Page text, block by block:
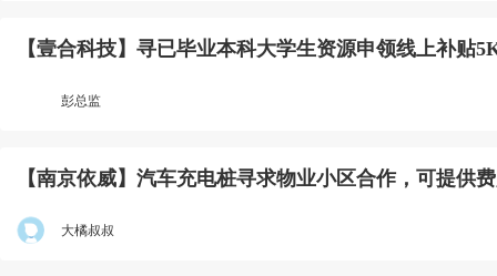
【壹合科技】寻已毕业本科大学生资源申领线上补贴
彭总监
【南京依威】汽车充电桩寻求物业小区合作，可提供
大橘叔叔